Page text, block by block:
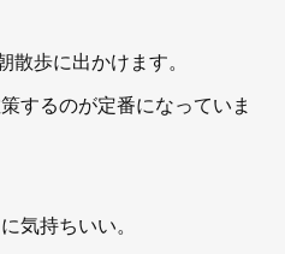
歩に出かけます。
するのが定番になっていま
気持ちいい。